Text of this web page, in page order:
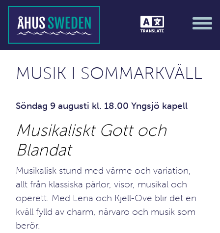
TRANSLATE
MUSIK I SOMMARKVÄLL
Söndag 9 augusti kl. 18.00 Yngsjö kapell
Musikaliskt Gott och
Blandat
Musikalisk stund med värme och variation,
allt från klassiska pärlor, visor, musikal och
operett. Med Lena och Kjell-Ove blir det en
kväll fylld av charm, närvaro och musik som
berör.